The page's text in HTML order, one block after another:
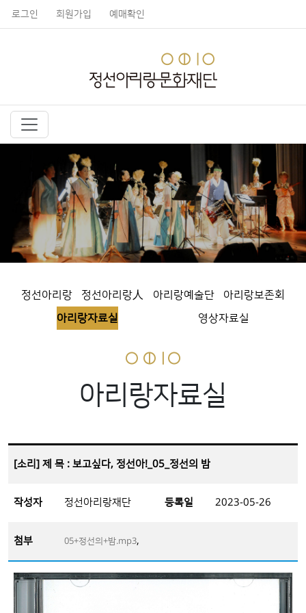
로그인 회원가입 예매확인
정선아리랑 정선아리랑人 아리랑예술단
아리랑보존회
아리랑자료실
영상자료실
아리랑자료실
[소리] 제 목 : 보고싶다, 정선아!_05_정선의 밤
작성자 정선아리랑재단 등록일 2023-05-26
첨부 05+정선의+밤.mp3,